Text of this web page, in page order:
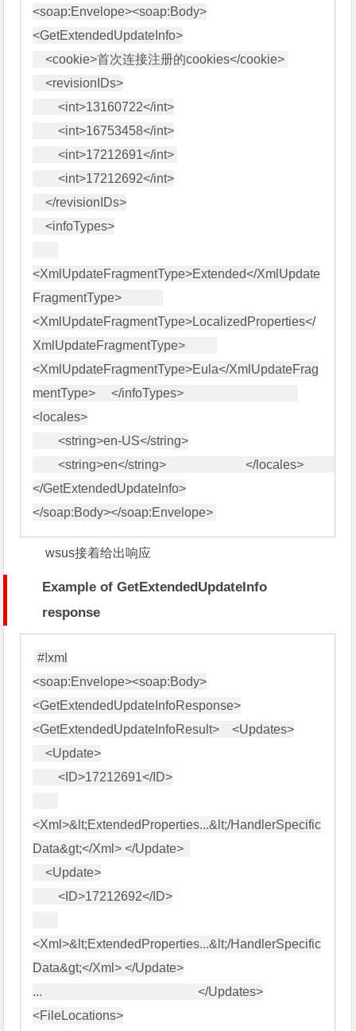
<soap:Envelope><soap:Body>
<GetExtendedUpdateInfo>
    <cookie>首次连接注册的cookies</cookie>
    <revisionIDs>
        <int>13160722</int>
        <int>16753458</int>
        <int>17212691</int>
        <int>17212692</int>
    </revisionIDs>
    <infoTypes>
<XmlUpdateFragmentType>Extended</XmlUpdate
FragmentType>
<XmlUpdateFragmentType>LocalizedProperties</
XmlUpdateFragmentType>
<XmlUpdateFragmentType>Eula</XmlUpdateFrag
mentType>     </infoTypes>
<locales>
        <string>en-US</string>
        <string>en</string>                         </locales>
</GetExtendedUpdateInfo>
wsus接着给出响应
Example of GetExtendedUpdateInfo
response
#!xml
<soap:Envelope><soap:Body>
<GetExtendedUpdateInfoResponse>
<GetExtendedUpdateInfoResult>    <Updates>
    <Update>
        <ID>17212691</ID>
<Xml>&lt;ExtendedProperties...&lt;/HandlerSpecific
Data&gt;</Xml> </Update>
    <Update>
        <ID>17212692</ID>
<Xml>&lt;ExtendedProperties...&lt;/HandlerSpecific
Data&gt;</Xml> </Update>
...                                                 </Updates>
<FileLocations>